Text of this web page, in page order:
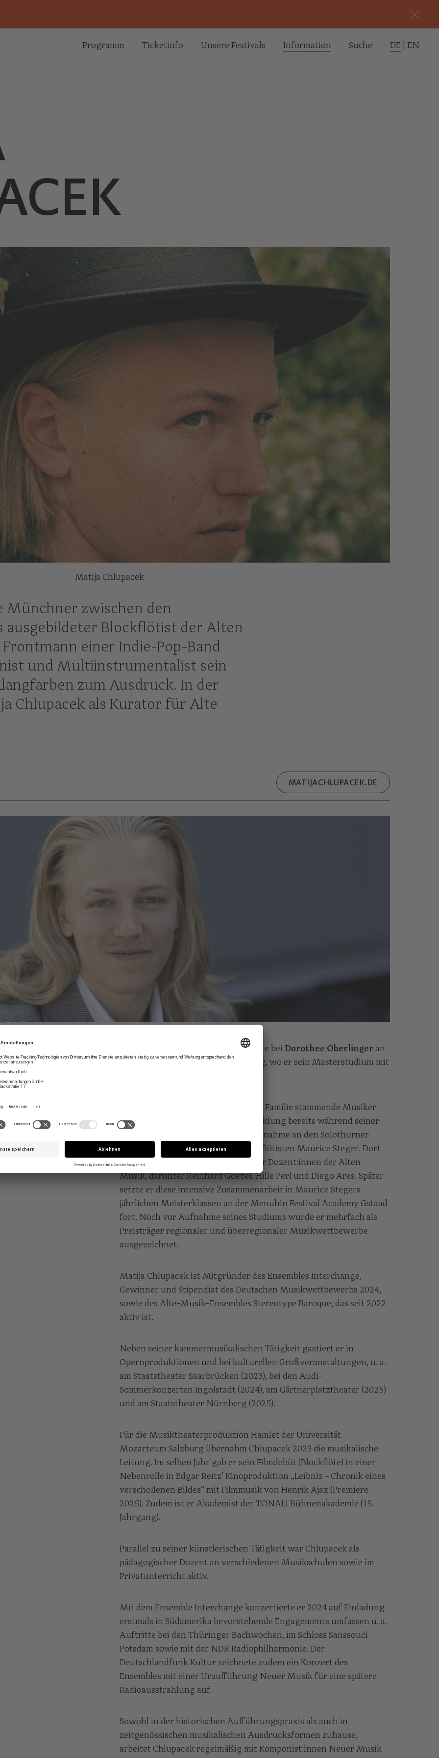
Programm Ticketinfo Unsere Festivals Informa­tion Suche DE EN
Matija Chlupacek
Münchner zwischen den
ausgebildeter Blockflötist der Alten
einer Indie-Pop-Band
und Multiinstrumentalist sein
zum Ausdruck. In der
Chlupacek als Kurator für Alte
MATIJACHLUPACEK.DE
Matija Chlupacek studierte Blockflöte bei Dorothee Oberlinger an
der Universität Mozarteum Salzburg, wo er sein Masterstudium mit
Der aus einer deutsch-slowenischen Familie stammende Musiker
vertiefte seine künstlerische Entwicklung bereits während seiner
Schulzeit durch die regelmäßige Teilnahme an den Solothurner
Sommerkursen des Schweizer Blockflötisten Maurice Steger. Dort
arbeitete er im Umfeld renommierter Dozent:innen der Alten
Musik, darunter Reinhard Goebel, Hille Perl und Diego Ares. Später
setzte er diese intensive Zusammenarbeit in Maurice Stegers
jährlichen Meisterklassen an der Menuhin Festival Academy Gstaad
fort. Noch vor Aufnahme seines Studiums wurde er mehrfach als
Preisträger regionaler und überregionaler Musikwettbewerbe
ausgezeichnet.
Matija Chlupacek ist Mitgründer des Ensembles Interchange,
Gewinner und Stipendiat des Deutschen Musikwettbewerbs 2024,
sowie des Alte-Musik-Ensembles Stereotype Baroque, das seit 2022
aktiv ist.
Neben seiner kammermusikalischen Tätigkeit gastiert er in
Opernproduktionen und bei kulturellen Großveranstaltungen, u. a.
am Staatstheater Saarbrücken (2023), bei den Audi-
Sommerkonzerten Ingolstadt (2024), am Gärtnerplatztheater (2025)
und am Staatstheater Nürnberg (2025).
Für die Musiktheaterproduktion Hamlet der Universität
Mozarteum Salzburg übernahm Chlupacek 2023 die musikalische
Leitung. Im selben Jahr gab er sein Filmdebüt (Blockflöte) in einer
Nebenrolle in Edgar Reitz’ Kinoproduktion „Leibniz – Chronik eines
verschollenen Bildes“ mit Filmmusik von Henrik Ajax (Premiere
2025). Zudem ist er Akademist der TONALi Bühnenakademie (15.
Jahrgang).
Parallel zu seiner künstlerischen Tätigkeit war Chlupacek als
pädagogischer Dozent an verschiedenen Musikschulen sowie im
Privatunterricht aktiv.
Mit dem Ensemble Interchange konzertierte er 2024 auf Einladung
erstmals in Südamerika bevorstehende Engagements umfassen u. a.
Auftritte bei den Thüringer Bachwochen, im Schloss Sanssouci
Potsdam sowie mit der NDR Radiophilharmonie. Der
Deutschlandfunk Kultur zeichnete zudem ein Konzert des
Ensembles mit einer Uraufführung Neuer Musik für eine spätere
Radioausstrahlung auf.
Sowohl in der historischen Aufführungspraxis als auch in
zeitgenössischen musikalischen Ausdrucksformen zuhause,
arbeitet Chlupacek regelmäßig mit Komponist:innen Neuer Musik